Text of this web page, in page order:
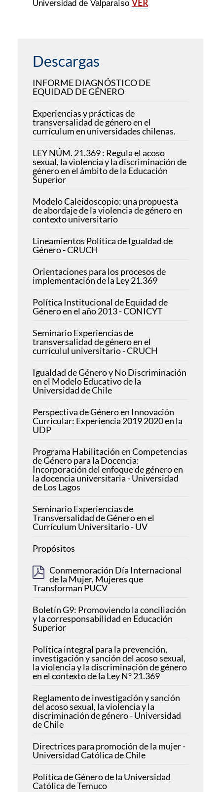
Universidad de ValparaísoVER
Descargas
INFORME DIAGNÓSTICO DE
EQUIDAD DE GÉNERO
Experiencias y prácticas de
transversalidad de género en el
currículum en universidades chilenas.
LEY NÚM. 21.369 : Regula el acoso
sexual, la violencia y la discriminación de
género en el ámbito de la Educación
Superior
Modelo Caleidoscopio: una propuesta
de abordaje de la violencia de género en
contexto universitario
Lineamientos Política de Igualdad de
Género - CRUCH
Orientaciones para los procesos de
implementación de la Ley 21.369
Política Institucional de Equidad de
Género en el año 2013 - CONICYT
Seminario Experiencias de
transversalidad de género en el
currículul universitario - CRUCH
Igualdad de Género y No Discriminación
en el Modelo Educativo de la
Universidad de Chile
Perspectiva de Género en Innovación
Curricular: Experiencia 2019 2020 en la
UDP
Programa Habilitación en Competencias
de Género para la Docencia:
Incorporación del enfoque de género en
la docencia universitaria - Universidad
de Los Lagos
Seminario Experiencias de
Transversalidad de Género en el
Currículum Universitario - UV
Propósitos
Conmemoración Día Internacional
de la Mujer, Mujeres que
Transforman PUCV
Boletín G9: Promoviendo la conciliación
y la corresponsabilidad en Educación
Superior
Política integral para la prevención,
investigación y sanción del acoso sexual,
la violencia y la discriminación de género
en el contexto de la Ley N° 21.369
Reglamento de investigación y sanción
del acoso sexual, la violencia y la
discriminación de género - Universidad
de Chile
Directrices para promoción de la mujer -
Universidad Católica de Chile
Política de Género de la Universidad
Católica de Temuco